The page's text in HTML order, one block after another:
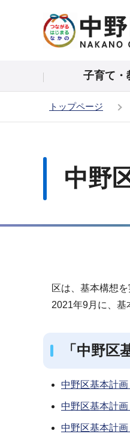
の
頭
子育て・
トップページ
中野
区は、基本構想
2021年9月に、基
「中野区
中野区基本計画
中野区基本計
中野区基本計画
ナ
ビ
ー
シ
こ
こ